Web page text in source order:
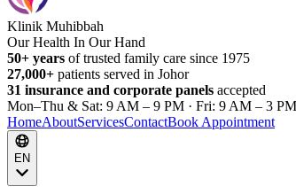
Klinik Muhibbah
Our Health In Our Hand
50+ years of trusted family care since 1975
27,000+ patients served in Johor
31 insurance and corporate panels accepted
Mon–Thu & Sat: 9 AM – 9 PM · Fri: 9 AM – 3
HomeAboutServicesContactBook Appointment
EN